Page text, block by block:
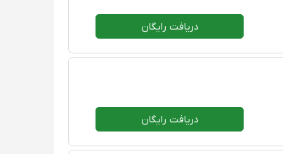
دریافت رایگان
دریافت رایگان